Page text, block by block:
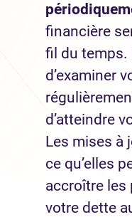
financière
fil du
d’examiner
d’atteindre
Les mises à
ce qu’elles
accroître les
votre dette